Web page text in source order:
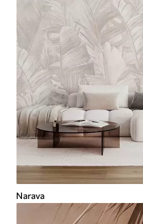
Narava